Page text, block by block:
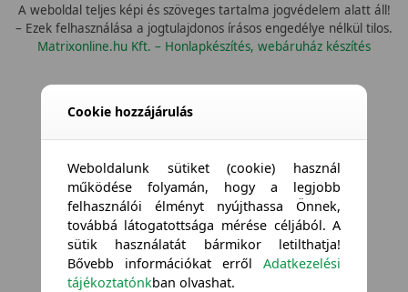
A weboldal teljes képi és szöveges tartalma jogvédelem alatt áll!
– Ezek felhasználása a jogtulajdonos írásos engedélye nélkül tilos.
Matrixonline.hu Kft. – Honlapkészítés, webáruház készítés
Cookie hozzájárulás
Weboldalunk sütiket (cookie) használ
működése folyamán, hogy a legjobb
felhasználói élményt nyújthassa Önnek,
továbbá látogatottsága mérése céljából. A
sütik használatát bármikor letilthatja!
Bővebb információkat errőlAdatkezelési
tájékoztatónkban olvashat.